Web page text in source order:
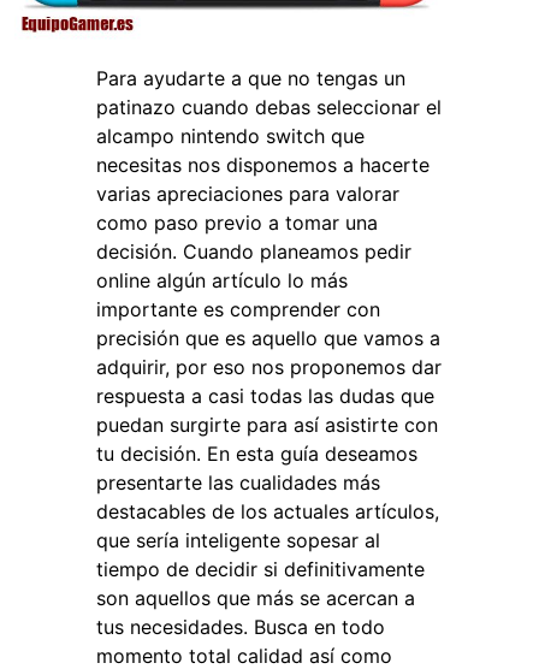
Para ayudarte a que no tengas un
patinazo cuando debas seleccionar el
alcampo nintendo switch que
necesitas nos disponemos a hacerte
varias apreciaciones para valorar
como paso previo a tomar una
decisión. Cuando planeamos pedir
online algún artículo lo más
importante es comprender con
precisión que es aquello que vamos a
adquirir, por eso nos proponemos dar
respuesta a casi todas las dudas que
puedan surgirte para así asistirte con
tu decisión. En esta guía deseamos
presentarte las cualidades más
destacables de los actuales artículos,
que sería inteligente sopesar al
tiempo de decidir si definitivamente
son aquellos que más se acercan a
tus necesidades. Busca en todo
momento total calidad así como